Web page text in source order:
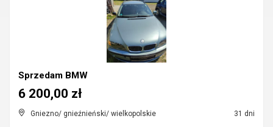
Sprzedam BMW
Gniezno/ gnieźnieński/ wielkopolskie 31 dni
6 200,00 zł